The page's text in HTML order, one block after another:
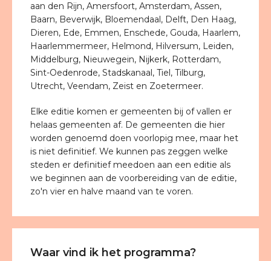
aan den Rijn, Amersfoort, Amsterdam, Assen,
Baarn, Beverwijk, Bloemendaal, Delft, Den Haag,
Dieren, Ede, Emmen, Enschede, Gouda, Haarlem,
Haarlemmermeer, Helmond, Hilversum, Leiden,
Middelburg, Nieuwegein, Nijkerk, Rotterdam,
Sint-Oedenrode, Stadskanaal, Tiel, Tilburg,
Utrecht, Veendam, Zeist en Zoetermeer.
Elke editie komen er gemeenten bij of vallen er
helaas gemeenten af. De gemeenten die hier
worden genoemd doen voorlopig mee, maar het
is niet definitief. We kunnen pas zeggen welke
steden er definitief meedoen aan een editie als
we beginnen aan de voorbereiding van de editie,
zo'n vier en halve maand van te voren.
Waar vind ik het programma?